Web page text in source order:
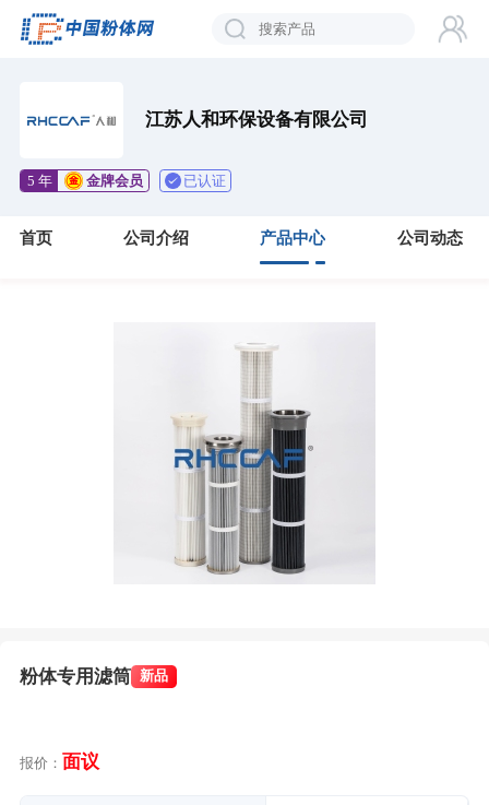
江苏人和环保设备有限公司
5 年 金牌会员 已认证
首页 公司介绍 产品中心 公司动态
粉体专用滤筒 新品
报价： 面议